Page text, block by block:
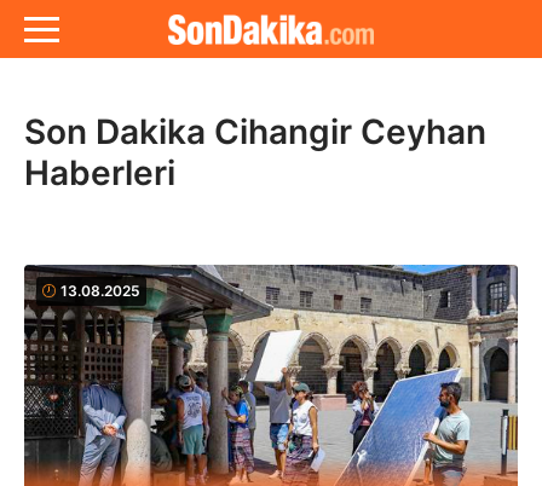
Son Dakika Cihangir Ceyhan
Haberleri
13.08.2025